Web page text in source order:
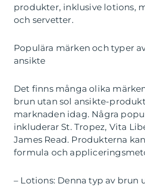
produkter, inklusive lotions,
och servetter.
Populära märken och typer
ansikte
Det finns många olika
brun utan sol ansikte-
marknaden idag. Några
inkluderar St. Tropez, Vita
James Read. Produkterna
formula och
– Lotions: Denna typ av brun